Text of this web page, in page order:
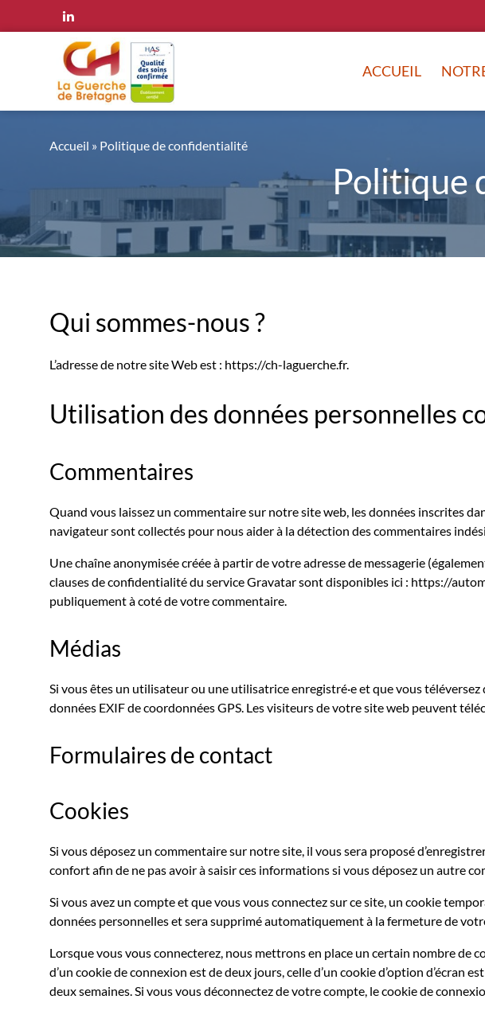
ACCUEIL
Politique
Accueil » Politique de confidentialité
Qui sommes-nous ?
L’adresse de notre site Web est : https://ch-laguerche.fr.
Utilisation des données personnelles
Commentaires
Quand vous laissez un commentaire sur notre site web, les données inscrites
navigateur sont collectés pour nous aider à la détection des commentaires
Une chaîne anonymisée créée à partir de votre adresse de messagerie
clauses de confidentialité du service Gravatar sont disponibles ici : https://
publiquement à coté de votre commentaire.
Médias
Si vous êtes un utilisateur ou une utilisatrice enregistré·e et que vous
données EXIF de coordonnées GPS. Les visiteurs de votre site web peuvent
Formulaires de contact
Cookies
Si vous déposez un commentaire sur notre site, il vous sera proposé
confort afin de ne pas avoir à saisir ces informations si vous déposez un autre
Si vous avez un compte et que vous vous connectez sur ce site, un cookie
données personnelles et sera supprimé automatiquement à la fermeture de
Lorsque vous vous connecterez, nous mettrons en place un certain nombre de
d’un cookie de connexion est de deux jours, celle d’un cookie d’option d’écran
deux semaines. Si vous vous déconnectez de votre compte, le cookie de
Panneau de gestion des cookies